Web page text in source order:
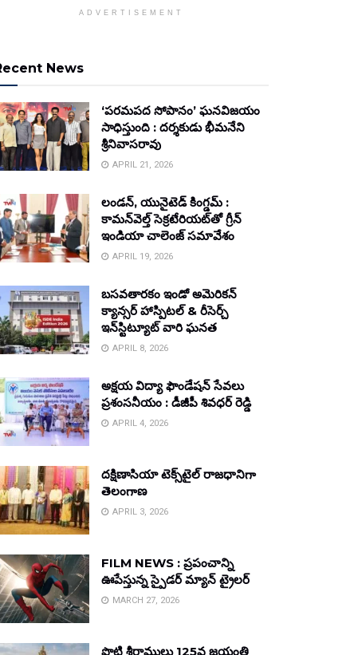
ADVERTISEMENT
News
‘పరమపద సోపానం’ ఘనవిజయం
సాధిస్తుంది : దర్శకుడు భీమనేని
శ్రీనివాసరావు
APRIL 21, 2026
లండన్, యునైటెడ్ కింగ్డమ్ :
కామన్‌వెల్త్ సెక్రటేరియట్‌తో గ్రీన్
ఇండియా చాలెంజ్ సమావేశం
APRIL 19, 2026
బసవతారకం ఇండో అమెరికన్
క్యాన్సర్ హాస్పిటల్ & రీసెర్చ్
ఇన్‌స్టిట్యూట్ వారి ఘనత
APRIL 8, 2026
అక్షయ విద్యా ఫౌండేషన్ సేవలు
ప్రశంసనీయం : డీజీపీ శివధర్ రెడ్డి
APRIL 4, 2026
దక్షిణాసియా టెక్స్‌టైల్ రాజధానిగా
తెలంగాణ
APRIL 3, 2026
FILM NEWS : ప్రపంచాన్ని
ఊపేస్తున్న స్పైడర్ మ్యాన్ ట్రైలర్
MARCH 27, 2026
పొట్టి శ్రీరాములు 125వ జయంతి